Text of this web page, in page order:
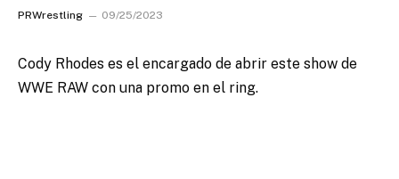
PRWrestling 09/25/2023
Cody Rhodes es el encargado de abrir este show de
WWE RAW con una promo en el ring.